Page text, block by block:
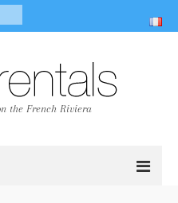
the French Riviera